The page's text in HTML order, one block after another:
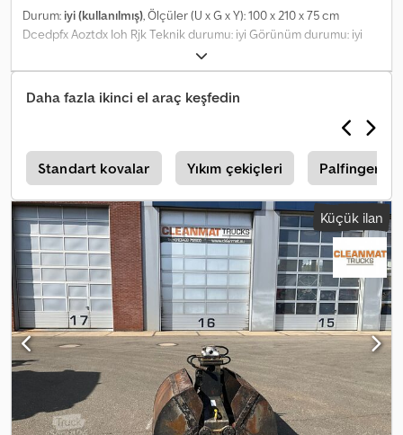
Durum: iyi (kullanılmış), Ölçüler (U x G x Y): 100 x 210 x 75 cm
Dcedpfx Aoztdx Ioh Rjk Teknik durumu: iyi Görünüm durumu: iyi
Üretici: Clean Mat Trucks B.V., Wageningsestraat 17, 6673DB
ANDELST, Hollanda.
Daha fazla ikinci el araç keşfedin
Standart kovalar Yıkım çekiçleri Palfinger
Küçük ilan